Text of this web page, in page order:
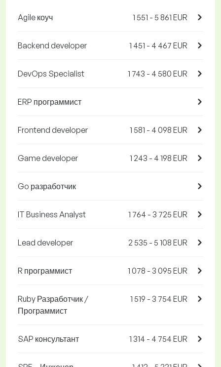
Agile коуч 1 551 - 5 861 EUR
Backend developer 1 451 - 4 467 EUR
DevOps Specialist 1 743 - 4 580 EUR
ERP программист
Frontend developer 1 581 - 4 098 EUR
Game developer 1 243 - 4 198 EUR
Go разработчик
IT Business Analyst 1 764 - 3 725 EUR
Lead developer 2 535 - 5 108 EUR
R программист 1 078 - 3 095 EUR
Ruby Разработчик /
Программист
1 519 - 3 754 EUR
SAP консультант 1 314 - 4 754 EUR